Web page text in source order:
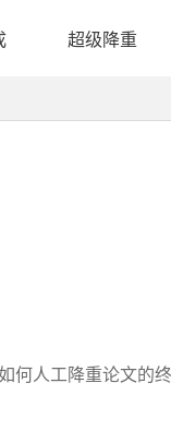
超级降重
何人工降重论文的